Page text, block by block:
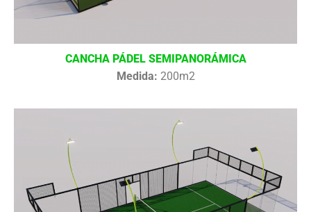
CANCHA PÁDEL SEMIPANORÁMICA
Medida: 200m2